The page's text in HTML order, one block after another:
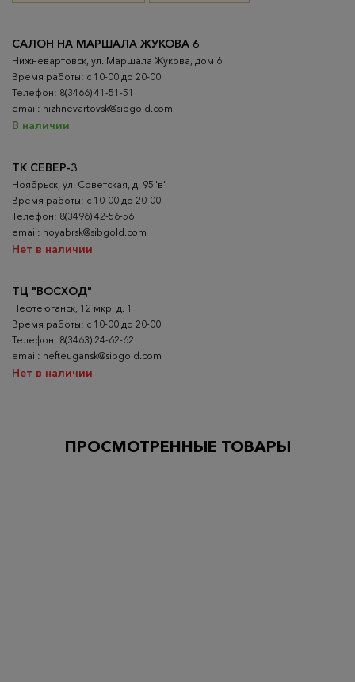
ТК СЕВЕР-3
Ноябрьск, ул. Советская, д. 95"в"
Время работы: с 10-00 до 20-00
Телефон: 8(3496) 42-56-56
email: noyabrsk@sibgold.com
Нет в наличии
ТЦ "ВОСХОД"
Нефтеюганск, 12 мкр. д. 1
Время работы: с 10-00 до 20-00
Телефон: 8(3463) 24-62-62
email: nefteugansk@sibgold.com
Нет в наличии
САЛОН НА МАРШАЛА ЖУКОВА 6
Нижневартовск, ул. Маршала Жукова, дом 6
Время работы: с 10-00 до 20-00
Телефон: 8(3466) 41-51-51
email: nizhnevartovsk@sibgold.com
В наличии
ПРОСМОТРЕННЫЕ ТОВАРЫ